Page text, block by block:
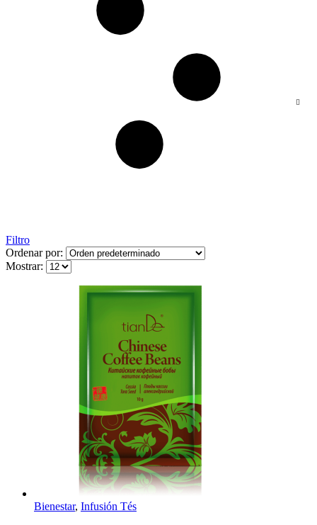
Filtro
Ordenar por:
Mostrar:
Bienestar, Infusión Tés